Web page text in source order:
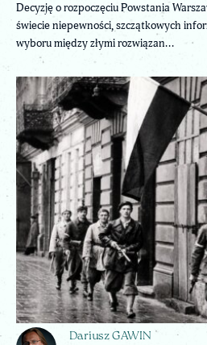
Decyzję o rozpoczęciu Powstania
świecie niepewności, szczątkowych
wyboru między złymi rozwiązan...
Dariusz GAWIN